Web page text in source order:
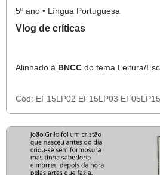
5º ano • Língua Portuguesa
Vlog de críticas
Alinhado à BNCC do tema Leitura/
Cód: EF15LP02 EF15LP03 EF05LP15